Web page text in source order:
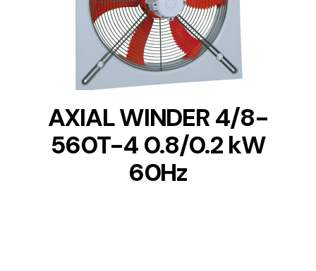
DETAILS
AXIAL WINDER 4/8-
560T-4 0.8/0.2 kW
60Hz